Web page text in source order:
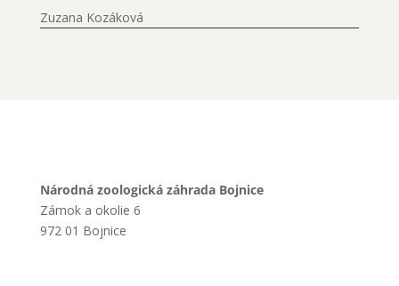
Zuzana Kozáková
Národná zoologická záhrada Bojnice
Zámok a okolie 6
972 01 Bojnice